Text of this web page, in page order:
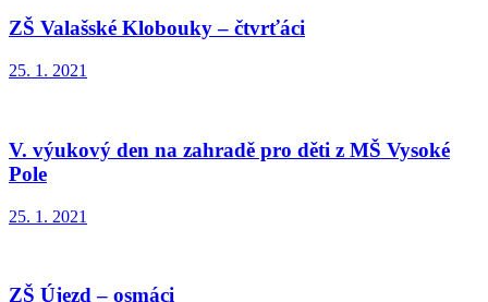
ZŠ Valašské Klobouky – čtvrťáci
25. 1. 2021
V. výukový den na zahradě pro děti z MŠ Vysoké
Pole
25. 1. 2021
ZŠ Újezd – osmáci